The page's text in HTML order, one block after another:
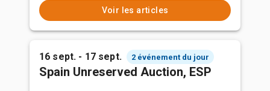
Voir les articles
16 sept. - 17 sept. 2 événement du jour
Spain Unreserved Auction, ESP